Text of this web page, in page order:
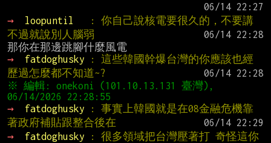
→
loopuntil
: 你自己說核電要很久的，不要講
不過就說別人腦弱
→
fatdoghusky
: 這些韓國幹爆台灣的你應該也經
歷過怎麼都不知道~?
※ 編輯: onekoni (101.10.13.131 臺灣),
→
fatdoghusky
: 事實上韓國就是在08金融危機靠
著政府補貼跟整合後在
→
fatdoghusky
: 很多領域把台灣壓著打 奇怪這你